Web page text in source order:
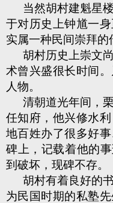
当然胡村建魁星
于对历史上钟馗一
实属一种民间崇拜的
胡村历史上崇文
术曾兴盛很长时间
人物。
清朝道光年间，
任知府，他兴修水
地百姓办了很多好
碑上，记载着他的
到破坏，现碑不存。
胡村有着良好的
为民国时期的私塾